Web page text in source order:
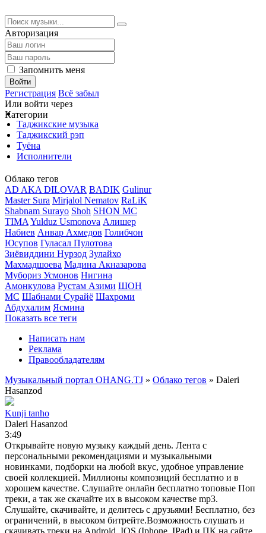
Авторизация
Запомнить меня
Войти
Регистрация Всё забыл
Или войти через
Категории
Таджикские музыка
Таджикский рэп
Туёна
Исполнители
Облако тегов
AD AKA DILOVAR BADIK Gulinur
Master Sura Mirjalol Nematov RaLiK
Shabnam Surayo Shoh SHON MC
TIMA Yulduz Usmonova Алишер
Набиев Анвар Ахмедов Голибчон
Юсупов Гуласал Пулотова
Зиёвиддини Нурзод Зулайхо
Махмадшоева Мадина Акназарова
Мубориз Усмонов Нигина
Амонкулова Рустам Азими ШОН
МС Шабнами Сурайё Шахроми
Абдухалим Ясмина
Показать все теги
Написать нам
Реклама
Правообладателям
Музыкальный портал OHANG.TJ » Облако тегов » Daleri
Hasanzod
Kunji tanho
Daleri Hasanzod
3:49
Открывайте новую музыку каждый день. Лента с
персональными рекомендациями и музыкальными
новинками, подборки на любой вкус, удобное управление
своей коллекцией. Миллионы композиций бесплатно и в
хорошем качестве. Слушайте онлайн бесплатно топовые Поп
треки, а так же скачайте их в высоком качестве mp3.
Слушайте, скачивайте, и делитесь с друзьями! Бесплатно, без
ограничений, в высоком битрейте.Возможность слушать и
скачивать треки на Android, IOS (Iphone, IPad) и ПК на сайте